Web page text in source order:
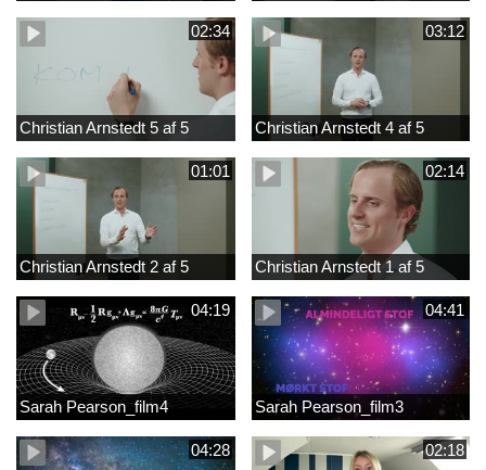
02:34
Christian Arnstedt 5 af 5
03:12
Christian Arnstedt 4 af 5
01:01
Christian Arnstedt 2 af 5
02:14
Christian Arnstedt 1 af 5
04:19
Sarah Pearson_film4
04:41
Sarah Pearson_film3
04:28 02:18